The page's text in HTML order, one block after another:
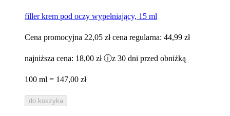
filler krem pod oczy wypełniający, 15 ml​
Cena promocyjna 22,05 zł cena regularna: 44,99 zł
najniższa cena: 18,00 zł ⓘz 30 dni przed obniżką
100 ml = 147,00 zł
do koszyka